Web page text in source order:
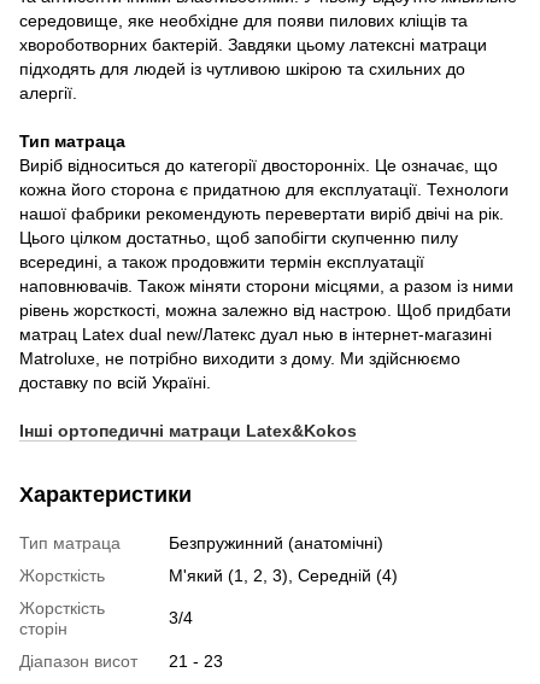
середовище, яке необхідне для появи пилових кліщів та
хвороботворних бактерій. Завдяки цьому латексні матраци
підходять для людей із чутливою шкірою та схильних до
алергії.
Тип матраца
Виріб відноситься до категорії двосторонніх. Це означає, що
кожна його сторона є придатною для експлуатації. Технологи
нашої фабрики рекомендують перевертати виріб двічі на рік.
Цього цілком достатньо, щоб запобігти скупченню пилу
всередині, а також продовжити термін експлуатації
наповнювачів. Також міняти сторони місцями, а разом із ними
рівень жорсткості, можна залежно від настрою. Щоб придбати
матрац Latex dual new/Латекс дуал нью в інтернет-магазині
Matroluxe, не потрібно виходити з дому. Ми здійснюємо
доставку по всій Україні.
Інші ортопедичні матраци Latex&Kokos
Характеристики
Тип матраца
Безпружинний (анатомічні)
Жорсткість
М'який (1, 2, 3), Середній (4)
Жорсткість
сторін
3/4
Діапазон висот
21 - 23